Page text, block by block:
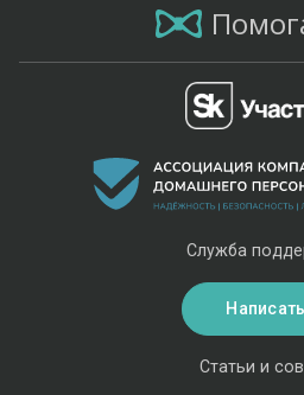
Статьи и
Служба
Написать